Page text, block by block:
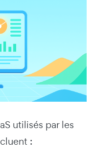
utilisés par les
: